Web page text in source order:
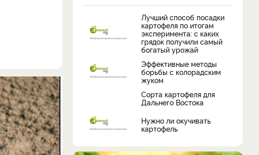
Лучший способ посадки
картофеля по итогам
эксперимента: с каких
грядок получили самый
богатый урожай
Эффективные методы
борьбы с колорадским
жуком
Сорта картофеля для
Дальнего Востока
Нужно ли окучивать
картофель